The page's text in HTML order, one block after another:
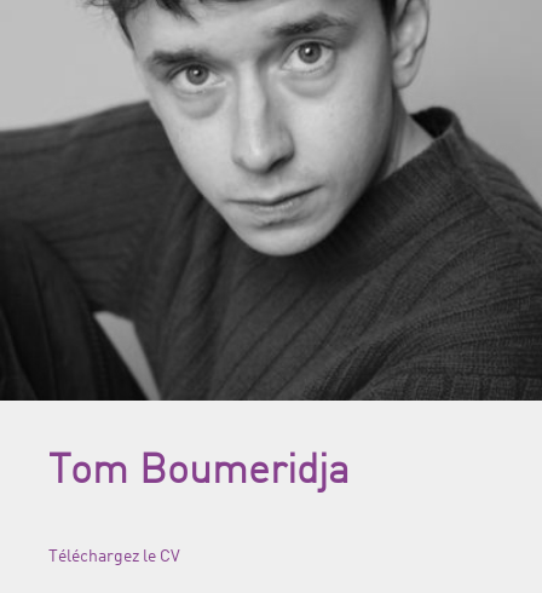
Tom Boumeridja
Téléchargez le CV